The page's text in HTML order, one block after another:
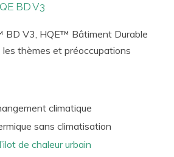
BD V3
BD V3, HQE™ Bâtiment Durable
thèmes et préoccupations
climatique
sans climatisation
de chaleur urbain